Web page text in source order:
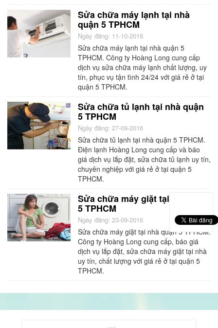
Sửa chữa máy lạnh tại nhà
quận 5 TPHCM
Ngày đăng: 11-10-2016
Sửa chữa máy lạnh tại nhà quận 5
TPHCM. Công ty Hoàng Long cung cấp
dịch vụ sửa chữa máy lạnh chất lượng, uy
tín, phục vụ tận tình 24/24 với giá rẻ ở tại
quận 5 TPHCM.
Sửa chữa tủ lạnh tại nhà quận
5 TPHCM
Ngày đăng: 27-09-2016
Sửa chữa tủ lạnh tại nhà quận 5 TPHCM.
Điện lạnh Hoàng Long cung cấp và báo
giá dịch vụ lắp đặt, sửa chữa tủ lạnh uy tín,
chuyên nghiệp với giá rẻ ở tại quận 5
TPHCM.
Sửa chữa máy giặt tại nhà quận
5 TPHCM
Ngày đăng: 23-09-2016
Sửa chữa máy giặt tại nhà quận 5 TPHCM.
Công ty Hoàng Long cung cấp, báo giá
dịch vụ lắp đặt, sửa chữa máy giặt tại nhà
uy tín, chất lượng với giá rẻ ở tại quận 5
TPHCM.